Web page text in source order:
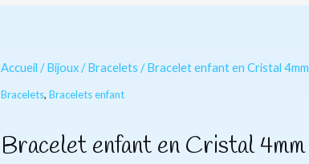
Accueil /Bijoux/Bracelets / Bracelet enfant en Cristal 4mm
Bracelets, Bracelets enfant
Bracelet enfant en Cristal 4mm
quantité
de
enfant